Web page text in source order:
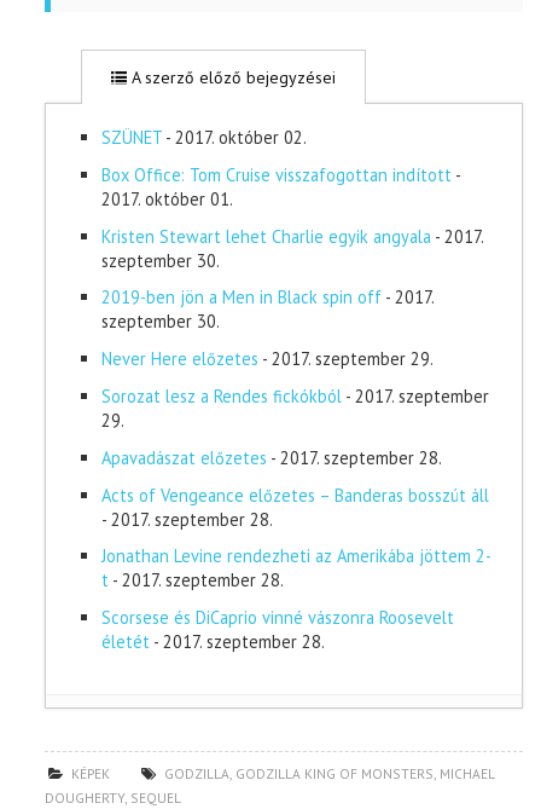
A szerző előző bejegyzései
SZÜNET - 2017. október 02.
Box Office: Tom Cruise visszafogottan indított -
2017. október 01.
Kristen Stewart lehet Charlie egyik angyala - 2017.
szeptember 30.
2019-ben jön a Men in Black spin off - 2017.
szeptember 30.
Never Here előzetes - 2017. szeptember 29.
Sorozat lesz a Rendes fickókból - 2017. szeptember
29.
Apavadászat előzetes - 2017. szeptember 28.
Acts of Vengeance előzetes – Banderas bosszút áll
- 2017. szeptember 28.
Jonathan Levine rendezheti az Amerikába jöttem 2-
t - 2017. szeptember 28.
Scorsese és DiCaprio vinné vászonra Roosevelt
életét - 2017. szeptember 28.
KÉPEK GODZILLA, GODZILLA KING OF MONSTERS, MICHAEL
DOUGHERTY, SEQUEL